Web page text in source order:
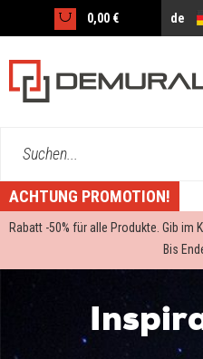
0,00 € de
Suchen...
ACHTUNG PROMOTION!
Rabatt -50% für alle Produkte. Gib im
Bis